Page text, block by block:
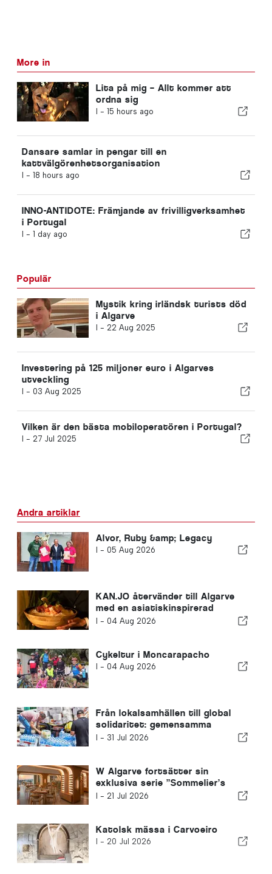
More in
Lita på mig – Allt kommer att
ordna sig
I - 15 hours ago
Dansare samlar in pengar till en
kattvälgörenhetsorganisation
I - 18 hours ago
INNO-ANTIDOTE: Främjande av frivilligverksamhet
i Portugal
I - 1 day ago
Populär
Mystik kring irländsk turists död
i Algarve
I - 22 Aug 2025
Investering på 125 miljoner euro i Algarves
utveckling
I - 03 Aug 2025
Vilken är den bästa mobiloperatören i Portugal?
I - 27 Jul 2025
Andra artiklar
Alvor, Ruby &amp; Legacy
I - 05 Aug 2026
KAN.JO återvänder till Algarve
med en asiatiskinspirerad
matupplevelse
I - 04 Aug 2026
Cykeltur i Moncarapacho
I - 04 Aug 2026
Från lokalsamhällen till global
solidaritet: gemensamma
insatser efter jordbävningarna i
I - 31 Jul 2026
W Algarve fortsätter sin
exklusiva serie ”Sommelier’s
Table” med Buçaco
I - 21 Jul 2026
Katolsk mässa i Carvoeiro
I - 20 Jul 2026